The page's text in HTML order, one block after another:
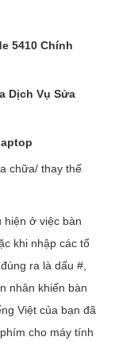
5410 Chính
Dịch Vụ Sửa
chữa/ thay thế
hiện ở việc bàn
khi nhập các tổ
ra là dấu #,
nhân khiến bàn
Việt của bạn đã
cho máy tính